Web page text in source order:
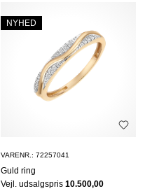
NYHED
VARENR.: 72257041
Guld ring
Vejl. udsalgspris10.500,00